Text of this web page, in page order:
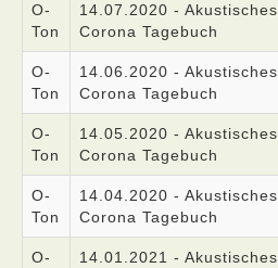
O-
Ton
14.07.2020 - Akustisches
Corona Tagebuch
O-
Ton
14.06.2020 - Akustisches
Corona Tagebuch
O-
Ton
14.05.2020 - Akustisches
Corona Tagebuch
O-
Ton
14.04.2020 - Akustisches
Corona Tagebuch
O-
14.01.2021 - Akustisches